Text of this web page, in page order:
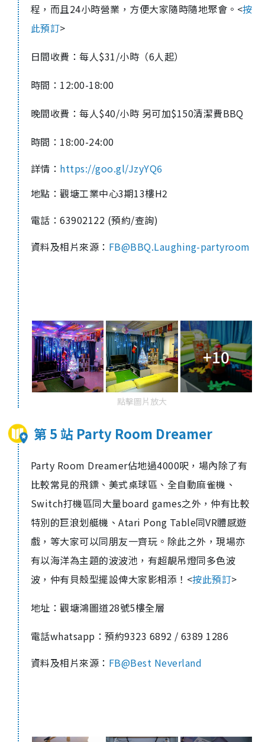
程，而且24小時營業，方便大家隨時隨地聚會。<按
此預訂>
日間收費：每人$31/小時（6人起）
時間：12:00-18:00
晚間收費：每人$40/小時 另可加$150清潔費BBQ
時間：18:00-24:00
詳情： https://goo.gl/JzyYQ6
地點：觀塘工業中心3期13樓H2
電話：63902122 (預約/查詢)
資料及相片來源： FB@BBQ.Laughing-partyroom
+10
點擊圖片放大
第 5 站 Party Room Dreamer
Party Room Dreamer佔地過4000呎，場內除了有
比較常見的飛鏢、美式桌球區、全自動麻雀機、
Switch打機區同大量board games之外，仲有比較
特別的巨浪划艇機、Atari Pong Table同VR體感遊
戲，等大家可以同朋友一齊玩。除此之外，現場亦
有以海洋為主題的波波池，有超靚吊燈同多色波
波，仲有貝殼型擺設俾大家影相添！<按此預訂>
地址：觀塘鴻圖道28號5樓全層
電話whatsapp：預約9323 6892 / 6389 1286
資料及相片來源： FB@Best Neverland